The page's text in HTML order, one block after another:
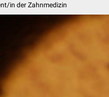
in der Zahnmedizin